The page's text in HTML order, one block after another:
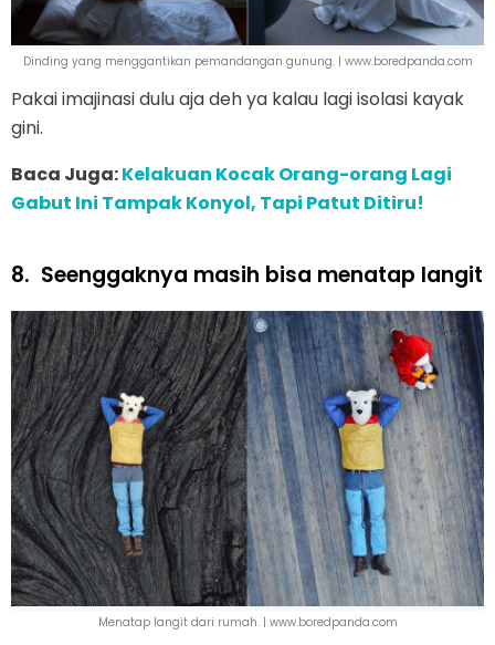
Dinding yang menggantikan pemandangan gunung. | www.boredpanda.com
Pakai imajinasi dulu aja deh ya kalau lagi isolasi kayak
gini.
Baca Juga:Kelakuan Kocak Orang-orang Lagi
Gabut Ini Tampak Konyol, Tapi Patut Ditiru!
8. Seenggaknya masih bisa menatap langit
Menatap langit dari rumah. | www.boredpanda.com